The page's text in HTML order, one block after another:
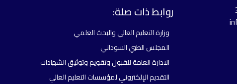
روابط ذات صلة:
وزارة التعليم العالي والبحث العلمي
المجلس الطبي السوداني
الادارة العامة للقبول وتقويم وتوثيق الشهادات
التقديم الإلكتروني لمؤسسات التعليم العالي